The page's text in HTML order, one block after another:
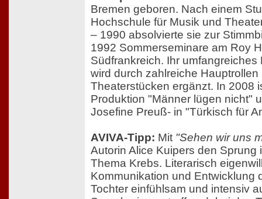
Bremen geboren. Nach einem
Hochschule für Musik und
– 1990 absolvierte sie zur
1992 Sommerseminare am Roy
Südfrankreich. Ihr umfangreiches
wird durch zahlreiche
Theaterstücken ergänzt. In 2008
Produktion "Männer lügen nicht"
Josefine Preuß- in "Türkisch für
AVIVA-Tipp: Mit "Sehen wir uns
Autorin Alice Kuipers den Sprung
Thema Krebs. Literarisch
Kommunikation und Entwicklung
Tochter einfühlsam und intensiv